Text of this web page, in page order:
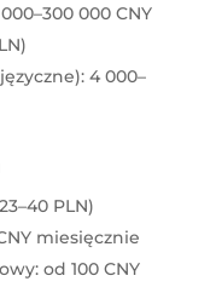
000 CNY
4 000–
PLN)
miesięcznie
od 100 CNY